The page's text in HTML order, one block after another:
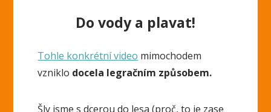
Do vody a plavat!
Tohle konkrétní video mimochodem
vzniklo docela legračním způsobem.
Šly jsme s dcerou do lesa (proč, to je zase